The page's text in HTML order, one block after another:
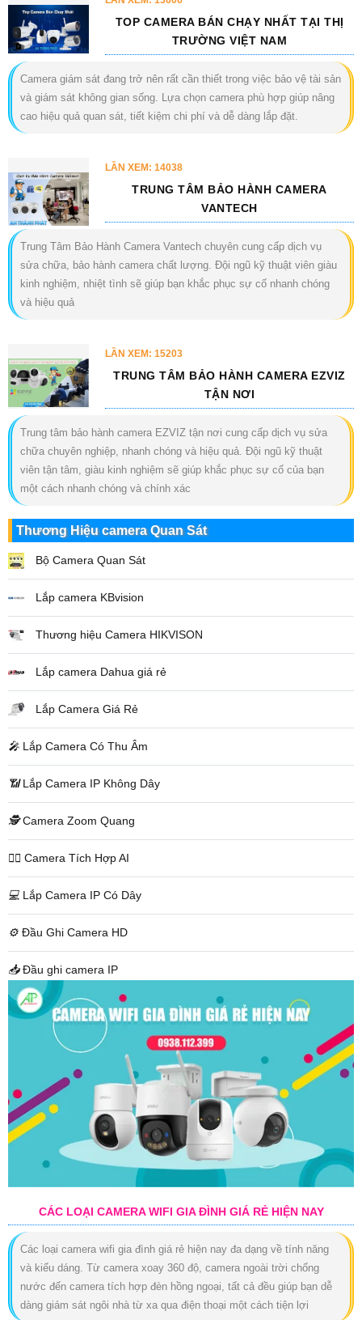
TOP CAMERA BÁN CHẠY NHẤT TẠI THỊ
TRƯỜNG VIỆT NAM
Camera giám sát đang trở nên rất cần thiết trong việc bảo vệ tài sản
và giám sát không gian sống. Lựa chọn camera phù hợp giúp nâng
cao hiệu quả quan sát, tiết kiệm chi phí và dễ dàng lắp đặt.
LẦN XEM: 14038
TRUNG TÂM BẢO HÀNH CAMERA
VANTECH
Trung Tâm Bảo Hành Camera Vantech chuyên cung cấp dịch vụ
sửa chữa, bảo hành camera chất lượng. Đội ngũ kỹ thuật viên giàu
kinh nghiệm, nhiệt tình sẽ giúp bạn khắc phục sự cố nhanh chóng
và hiệu quả
LẦN XEM: 15203
TRUNG TÂM BẢO HÀNH CAMERA EZVIZ
TẬN NƠI
Trung tâm bảo hành camera EZVIZ tận nơi cung cấp dịch vụ sửa
chữa chuyên nghiệp, nhanh chóng và hiệu quả. Đội ngũ kỹ thuật
viên tận tâm, giàu kinh nghiệm sẽ giúp khắc phục sự cố của bạn
một cách nhanh chóng và chính xác
Thương Hiệu camera Quan Sát
Bộ Camera Quan Sát
Lắp camera KBvision
Thương hiệu Camera HIKVISON
Lắp camera Dahua giá rẻ
Lắp Camera Giá Rẻ
️🎤️ Lắp Camera Có Thu Âm
📶Lắp Camera IP Không Dây
🕵️Camera Zoom Quang
🧛‍♀️ Camera Tích Hợp AI
💻 Lắp Camera IP Có Dây
⚙️ Đầu Ghi Camera HD
📥Đầu ghi camera IP
CÁC LOẠI CAMERA WIFI GIA ĐÌNH GIÁ RẺ HIỆN NAY
Các loại camera wifi gia đình giá rẻ hiện nay đa dạng về tính năng
và kiểu dáng. Từ camera xoay 360 độ, camera ngoài trời chống
nước đến camera tích hợp đèn hồng ngoại, tất cả đều giúp bạn dễ
dàng giám sát ngôi nhà từ xa qua điện thoại một cách tiện lợi